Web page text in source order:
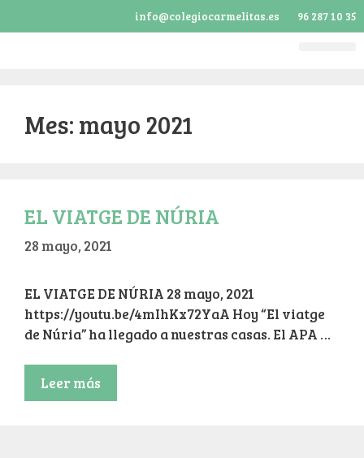
info@colegiocarmelitas.es 96 287 10 35
Mes: mayo 2021
EL VIATGE DE NÚRIA
28 mayo, 2021
EL VIATGE DE NÚRIA 28 mayo, 2021
https://youtu.be/4mIhKx72YaA Hoy “El viatge
de Núria” ha llegado a nuestras casas. El APA …
Leer más